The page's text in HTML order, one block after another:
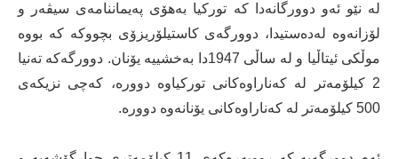
لە نێو ئەو دوورگانەدا کە تورکیا بەهۆی پەیماننامەی سیڤەر و
لۆزانەوە لەدەستیدا، دوورگەی کاستیلۆریزۆی بچووکە کە بووە
موڵکی ئیتاڵیا و لە ساڵی 1947دا بەخشییە یۆنان. دوورگەکە تەنیا
2 کیلۆمەتر لە کەناراوەکانی تورکیاوە دوورە، کەچی نزیکەی
500 کیلۆمەتر لە کەناراوەکانی یۆنانەوە دوورە.